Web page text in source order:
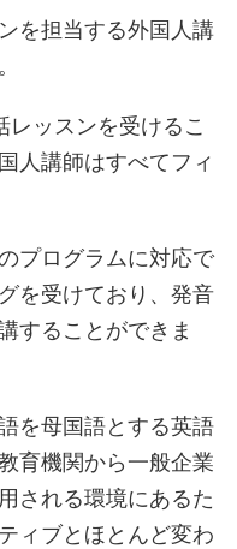
を担当する外国人講
ッスンを受けるこ
人講師はすべてフィ
プログラムに対応で
を受けており、発音
することができま
を母国語とする英語
育機関から一般企業
される環境にあるた
ィブとほとんど変わ